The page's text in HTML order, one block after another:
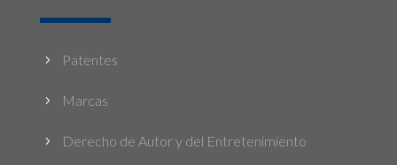
5 Patentes
5 Marcas
5 Derecho de Autor y del Entretenimiento